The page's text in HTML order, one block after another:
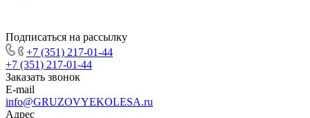
Подписаться на рассылку
+7 (351) 217-01-44
+7 (351) 217-01-44
Заказать звонок
E-mail
info@GRUZOVYEKOLESA.ru
Адрес